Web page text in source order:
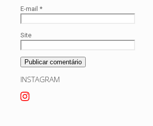
E-mail *
Site
INSTAGRAM